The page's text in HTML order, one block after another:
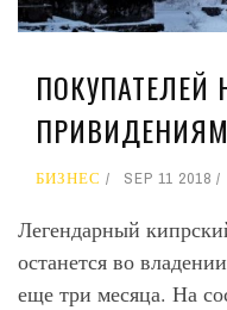
ПОКУПАТЕЛЕЙ
БИЗНЕС SEP 11 2018
Легендарный
останется во
еще три месяца. На